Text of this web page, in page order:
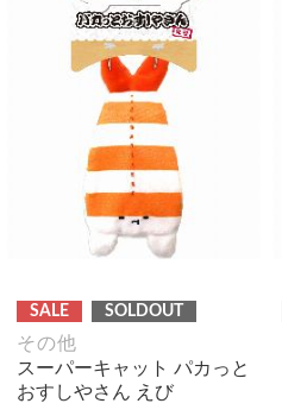
SALE SOLDOUT
その他
スーパーキャット パカっと
おすしやさん えび